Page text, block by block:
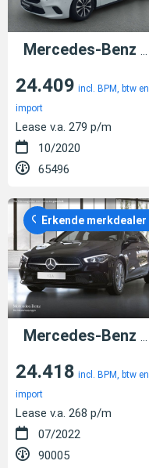
24.409 incl. BPM, btw en
import
Lease v.a. 279 p/m
10/2020
65496
Erkende merkdealer
24.418 incl. BPM, btw en
import
Lease v.a. 268 p/m
07/2022
90005